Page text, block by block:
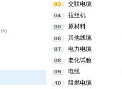
(5)
交联电缆
拉丝机
原材料
其他线缆
电力电缆
老化试验
电线
阻燃电缆